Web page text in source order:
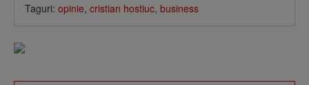
Taguri: opinie, cristian hostiuc, business